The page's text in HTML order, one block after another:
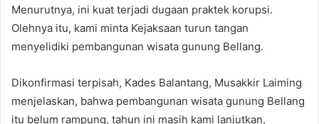
Menurutnya, ini kuat terjadi dugaan praktek korupsi.
Olehnya itu, kami minta Kejaksaan turun tangan
menyelidiki pembangunan wisata gunung Bellang.
Dikonfirmasi terpisah, Kades Balantang, Musakkir Laiming
menjelaskan, bahwa pembangunan wisata gunung Bellang
itu belum rampung, tahun ini masih kami lanjutkan,